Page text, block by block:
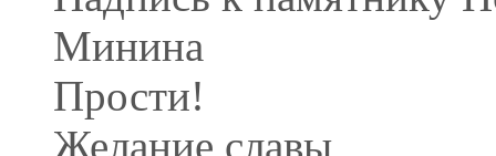
Минина
Прости!
Желание славы